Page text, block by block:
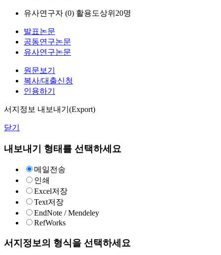
유사연구자 (0) 활용도상위20명
발표논문
공동연구논문
유사연구논문
원문보기
복사/대출신청
인용하기
서지정보 내보내기(Export)
닫기
내보내기 형태를 선택하세요
메일전송
인쇄
Excel저장
Text저장
EndNote / Mendeley
RefWorks
서지정보의 형식을 선택하세요